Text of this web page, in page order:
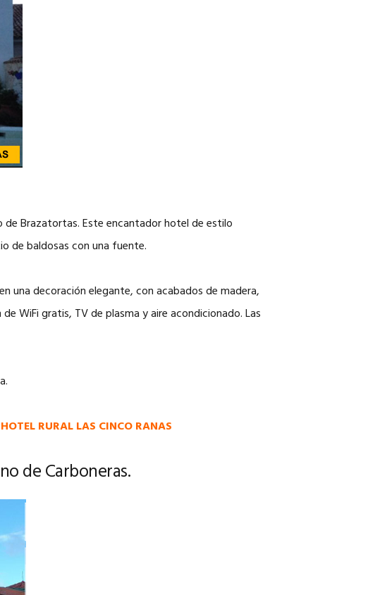
de Brazatortas. Este encantador hotel de estilo
de baldosas con una fuente.
una decoración elegante, con acabados de madera,
WiFi gratis, TV de plasma y aire acondicionado. Las
RURAL LAS CINCO RANAS
de Carboneras.